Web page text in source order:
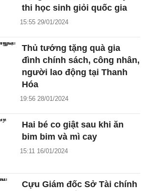
thi học sinh giỏi quốc gia
15:55 29/01/2024
Thủ tướng tặng quà gia
đình chính sách, công nhân,
người lao động tại Thanh
Hóa
19:56 28/01/2024
Hai bé co giật sau khi ăn
bim bim và mì cay
15:11 16/01/2024
Cựu Giám đốc Sở Tài chính